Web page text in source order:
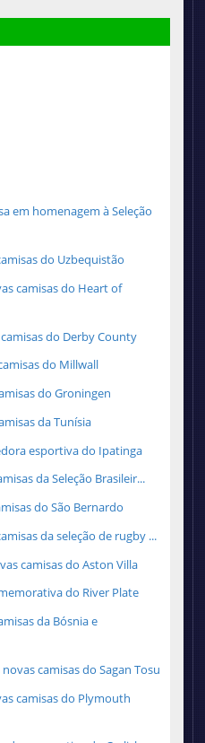
em homenagem à Seleção
do Uzbequistão
camisas do Heart of
do Derby County
do Millwall
do Groningen
da Tunísia
esportiva do Ipatinga
da Seleção Brasileir...
do São Bernardo
da seleção de rugby ...
camisas do Aston Villa
do River Plate
da Bósnia e
camisas do Sagan Tosu
camisas do Plymouth